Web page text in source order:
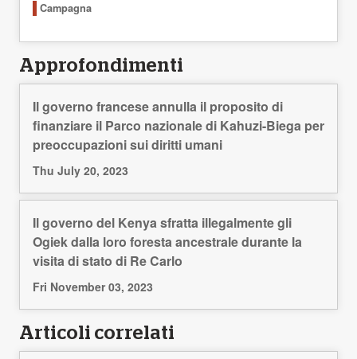
Campagna
Approfondimenti
Il governo francese annulla il proposito di
finanziare il Parco nazionale di Kahuzi-Biega per
preoccupazioni sui diritti umani
Thu July 20, 2023
Il governo del Kenya sfratta illegalmente gli
Ogiek dalla loro foresta ancestrale durante la
visita di stato di Re Carlo
Fri November 03, 2023
Articoli correlati